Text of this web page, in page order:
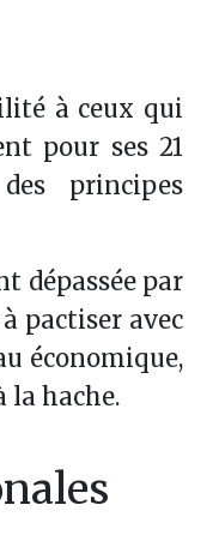
à ceux qui
pour ses 21
principes
dépassée par
pactiser avec
économique,
la hache.